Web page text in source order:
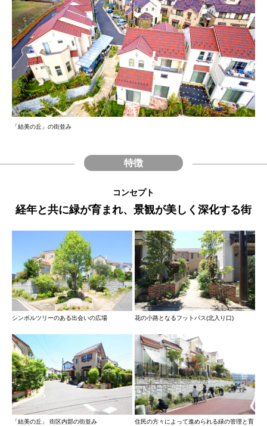
「結美の丘」の街並み
特徴
コンセプト
経年と共に緑が育まれ、景観が美しく深化する街
シンボルツリーのある出会いの広場 花の小路となるフットパス(北入り口)
「結美の丘」 街区内部の街並み
住民の方々によって進められる緑の管理と育